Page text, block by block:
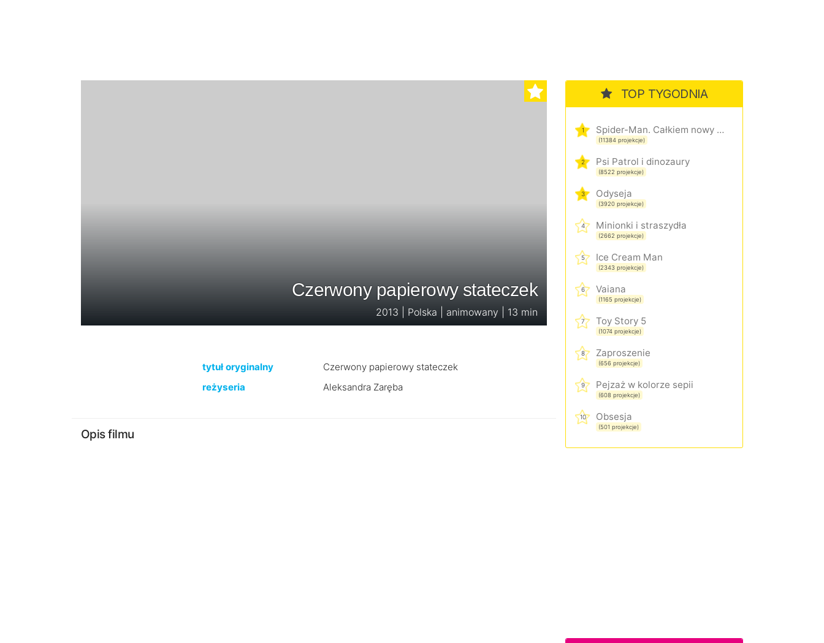
Czerwony papierowy stateczek
2013 | Polska | animowany | 13 min
tytuł oryginalny
Czerwony papierowy stateczek
reżyseria
Aleksandra Zaręba
Opis filmu
TOP TYGODNIA
1 Spider-Man. Całkiem nowy dzień
(11384 projekcje)
2 Psi Patrol i dinozaury
(8522 projekcje)
3 Odyseja
(3920 projekcje)
4 Minionki i straszydła
(2662 projekcje)
5 Ice Cream Man
(2343 projekcje)
6 Vaiana
(1165 projekcje)
7 Toy Story 5
(1074 projekcje)
8 Zaproszenie
(656 projekcje)
9 Pejzaż w kolorze sepii
(608 projekcje)
10 Obsesja
(501 projekcje)